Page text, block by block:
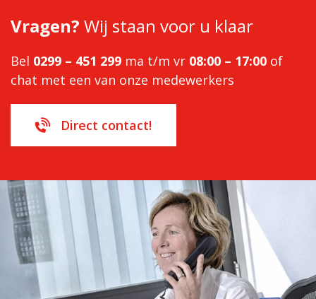
Vragen? Wij staan voor u klaar
Bel 0299 – 451 299 ma t/m vr 08:00 – 17:00 of
chat met een van onze medewerkers
Direct contact!